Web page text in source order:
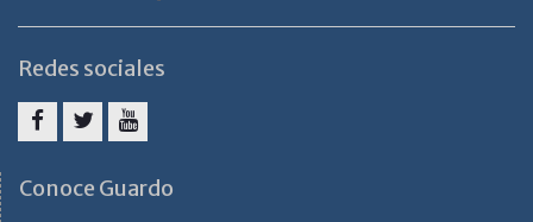
Redes sociales
Conoce Guardo